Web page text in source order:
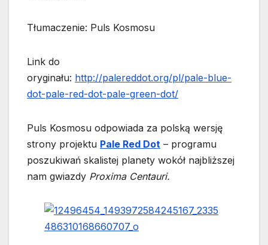
Tłumaczenie: Puls Kosmosu
Link do
oryginału: http://palereddot.org/pl/pale-blue-
dot-pale-red-dot-pale-green-dot/
Puls Kosmosu odpowiada za polską wersję
strony projektu Pale Red Dot – programu
poszukiwań skalistej planety wokół najbliższej
nam gwiazdy Proxima Centauri.